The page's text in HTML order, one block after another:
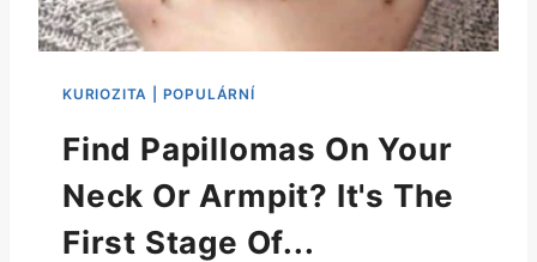
Find Papillomas On Your
Neck Or Armpit? It's The
First Stage Of...